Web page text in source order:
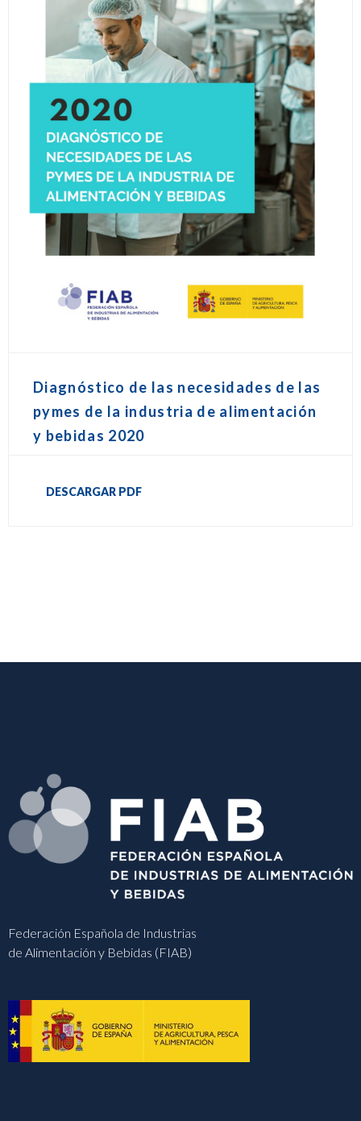
Diagnóstico de las necesidades de las
pymes de la industria de alimentación
y bebidas 2020
DESCARGAR PDF
Federación Española de Industrias
de Alimentación y Bebidas (FIAB)